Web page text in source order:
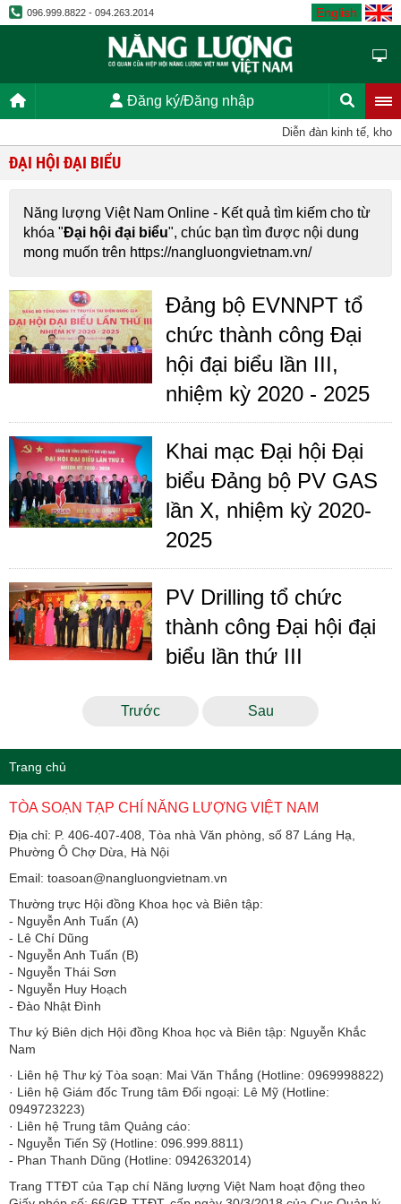
096.999.8822 - 094.263.2014 English
Đăng ký/Đăng nhập
Diễn đàn kinh tế,
ĐẠI HỘI ĐẠI BIỂU
Năng lượng Việt Nam Online - Kết quả tìm kiếm cho từ
khóa "Đại hội đại biểu", chúc bạn tìm được nội dung
mong muốn trên https://nangluongvietnam.vn/
Đảng bộ EVNNPT tổ
chức thành công Đại
hội đại biểu lần III,
nhiệm kỳ 2020 - 2025
Khai mạc Đại hội Đại
biểu Đảng bộ PV GAS
lần X, nhiệm kỳ 2020-
2025
PV Drilling tổ chức
thành công Đại hội đại
biểu lần thứ III
Trước Sau
Trang chủ
TÒA SOẠN TẠP CHÍ NĂNG LƯỢNG VIỆT NAM
Địa chỉ: P. 406-407-408, Tòa nhà Văn phòng, số 87 Láng Hạ,
Phường Ô Chợ Dừa, Hà Nội
Email: toasoan@nangluongvietnam.vn
Thường trực Hội đồng Khoa học và Biên tập:
​​​​​​- Nguyễn Anh Tuấn (A)
- Lê Chí Dũng
- Nguyễn Anh Tuấn (B)
- Nguyễn Thái Sơn
- Nguyễn Huy Hoạch
- Đào Nhật Đình
Thư ký Biên dịch Hội đồng Khoa học và Biên tập: Nguyễn Khắc
Nam
· Liên hệ Thư ký Tòa soạn: Mai Văn Thắng (Hotline: 0969998822)
· Liên hệ Giám đốc Trung tâm Đối ngoại: Lê Mỹ (Hotline:
0949723223)
· Liên hệ Trung tâm Quảng cáo:
- Nguyễn Tiến Sỹ (Hotline: 096.999.8811)
- Phan Thanh Dũng (Hotline: 0942632014)
Trang TTĐT của Tạp chí Năng lượng Việt Nam hoạt động theo